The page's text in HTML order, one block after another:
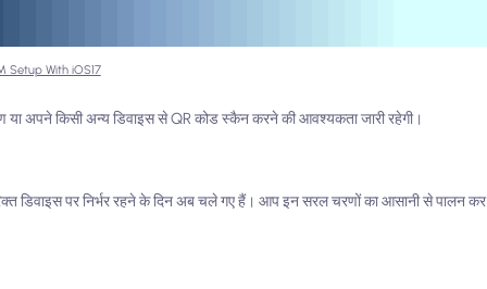
Setup With iOS17
अपने किसी अन्य डिवाइस से QR कोड स्कैन करने की आवश्यकता जारी रहेगी।
पर निर्भर रहने के दिन अब चले गए हैं। आप इन सरल चरणों का आसानी से पालन कर